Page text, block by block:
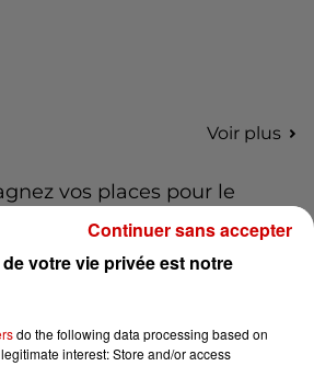
Voir plus
vos places pour le
vos entrées pour le
du Sport Automobile au
votre vie privée est notre
do the following data processing based on
interest: Store and/or access
Continuer sans accepter